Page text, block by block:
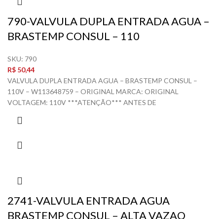
790-VALVULA DUPLA ENTRADA AGUA –
BRASTEMP CONSUL – 110
SKU: 790
R$ 50,44
VALVULA DUPLA ENTRADA AGUA – BRASTEMP CONSUL –
110V – W113648759 – ORIGINAL MARCA: ORIGINAL
VOLTAGEM: 110V ***ATENÇÃO*** ANTES DE
2741-VALVULA ENTRADA AGUA
BRASTEMP CONSUL – ALTA VAZAO